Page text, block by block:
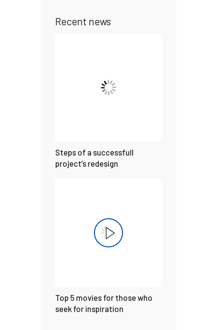
Recent news
Steps of a successfull
project’s redesign
Top 5 movies for those who
seek for inspiration